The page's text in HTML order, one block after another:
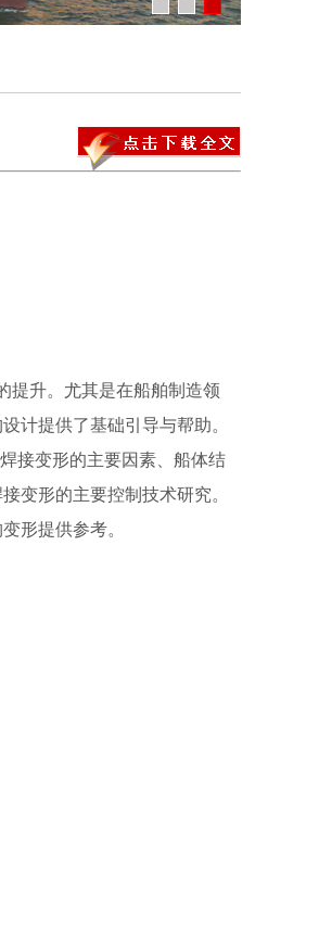
升。尤其是在船舶制造领
计提供了基础引导与帮助。
接变形的主要因素、船体结
变形的主要控制技术研究。
形提供参考。